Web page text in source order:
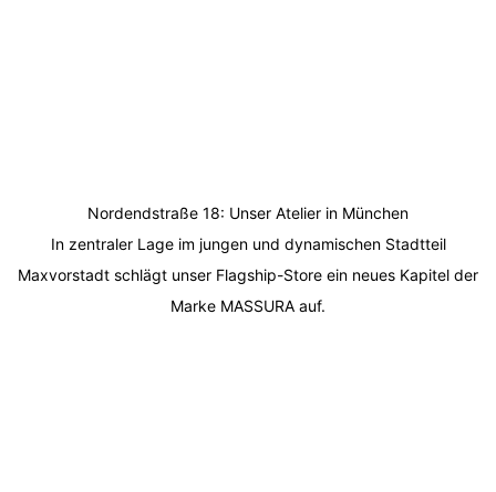
Nordendstraße 18: Unser Atelier in München
In zentraler Lage im jungen und dynamischen Stadtteil
Maxvorstadt schlägt unser Flagship-Store ein neues Kapitel der
Marke MASSURA auf.